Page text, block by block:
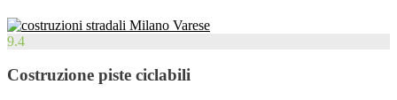
9.4
Costruzione piste ciclabili